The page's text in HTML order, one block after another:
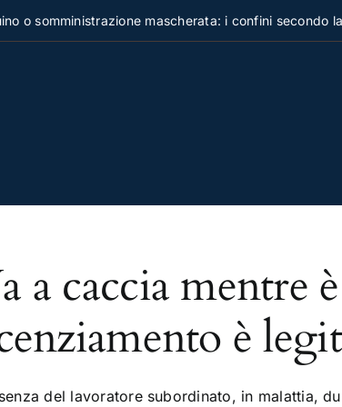
somministrazione mascherata: i confini secondo la
a caccia mentre
è
del lavoratore subordinato, in malattia,